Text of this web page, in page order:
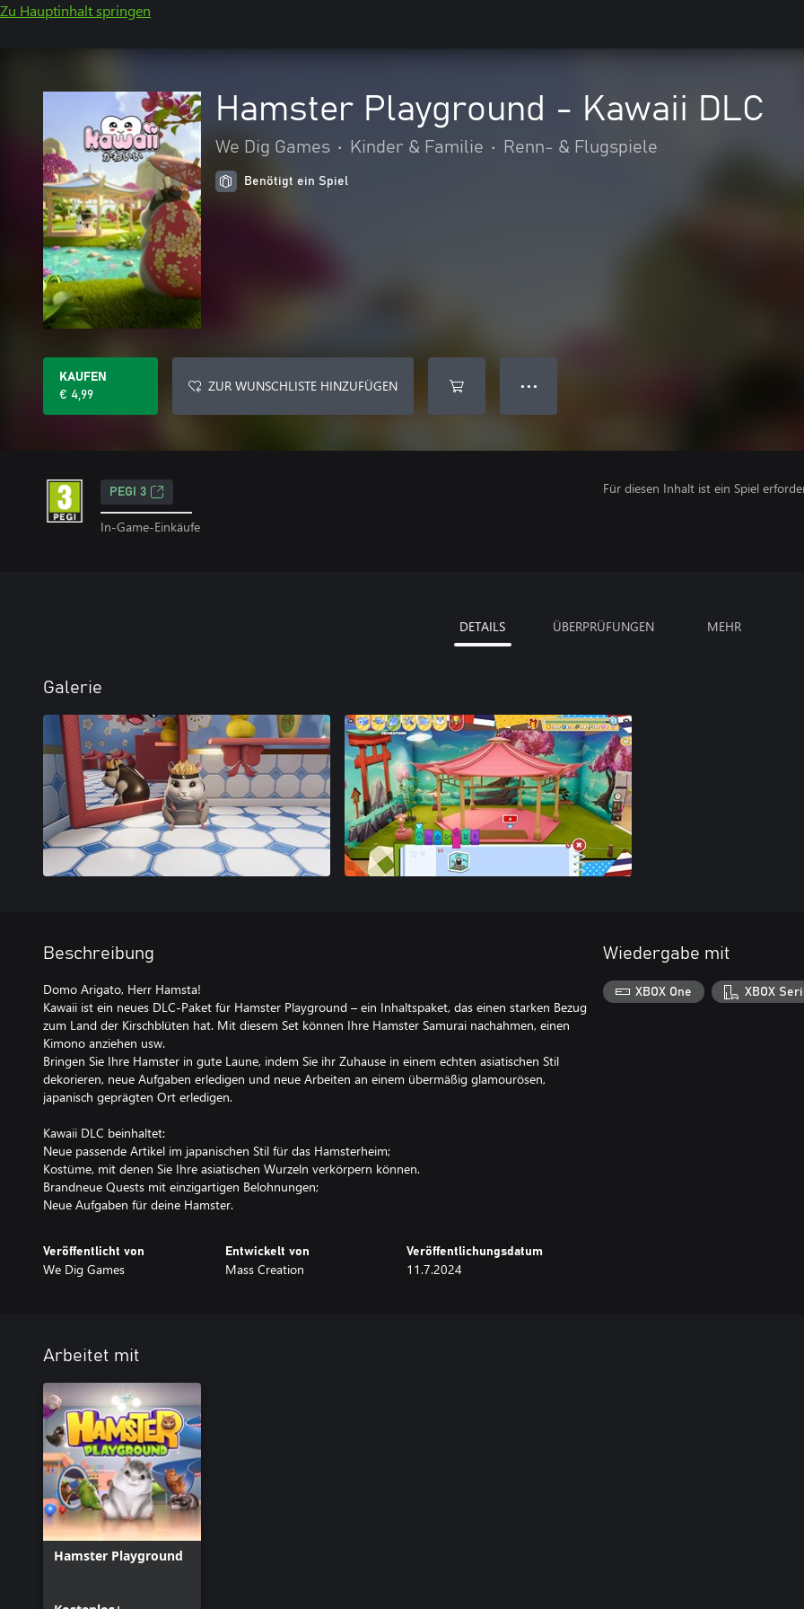
Zu Hauptinhalt springen
Hamster Playground - Kawaii DLC
We Dig Games • Kinder & Familie • Renn- & Flugspiele
Benötigt ein Spiel
KAUFEN
€ 4,99
ZUR WUNSCHLISTE HINZUFÜGEN ● ● ●
PEGI 3
In-Game-Einkäufe
Für diesen Inhalt ist ein Spiel
DETAILS ÜBERPRÜFUNGEN MEHR
Galerie
Beschreibung
Domo Arigato, Herr Hamsta!
Kawaii ist ein neues DLC-Paket für Hamster Playground – ein Inhaltspaket, das einen starken Bezug
zum Land der Kirschblüten hat. Mit diesem Set können Ihre Hamster Samurai nachahmen, einen
Kimono anziehen usw.
Bringen Sie Ihre Hamster in gute Laune, indem Sie ihr Zuhause in einem echten asiatischen Stil
dekorieren, neue Aufgaben erledigen und neue Arbeiten an einem übermäßig glamourösen,
japanisch geprägten Ort erledigen.
Kawaii DLC beinhaltet:
Neue passende Artikel im japanischen Stil für das Hamsterheim;
Kostüme, mit denen Sie Ihre asiatischen Wurzeln verkörpern können.
Brandneue Quests mit einzigartigen Belohnungen;
Neue Aufgaben für deine Hamster.
Veröffentlicht von
We Dig Games
Entwickelt von
Mass Creation
Veröffentlichungsdatum
11.7.2024
Wiedergabe mit
XBOX One XBOX
Arbeitet mit
Hamster Playground